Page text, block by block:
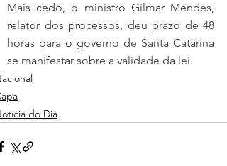
Mais cedo, o ministro Gilmar Mendes,
relator dos processos, deu prazo de 48
horas para o governo de Santa Catarina
se manifestar sobre a validade da lei.
do Dia